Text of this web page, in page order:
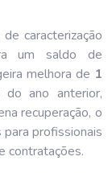
caracterização
um saldo de
melhora de 1
ano anterior,
recuperação, o
para profissionais
contratações.